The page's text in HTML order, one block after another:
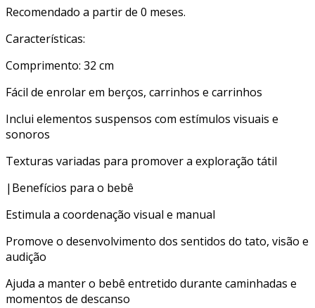
Recomendado a partir de 0 meses.
Características:
Comprimento: 32 cm
Fácil de enrolar em berços, carrinhos e carrinhos
Inclui elementos suspensos com estímulos visuais e
sonoros
Texturas variadas para promover a exploração tátil
|Benefícios para o bebê
Estimula a coordenação visual e manual
Promove o desenvolvimento dos sentidos do tato, visão e
audição
Ajuda a manter o bebê entretido durante caminhadas e
momentos de descanso